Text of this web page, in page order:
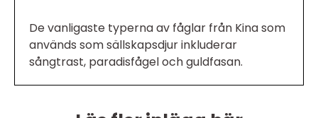
De vanligaste typerna av fåglar från Kina som
används som sällskapsdjur inkluderar
sångtrast, paradisfågel och guldfasan.